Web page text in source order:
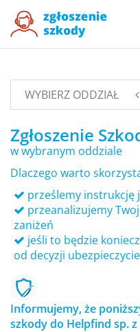
WYBIERZ ODDZIAŁ
Zgłoszenie
w wybranym oddziale
Dlaczego warto
prześlemy instrukcję
przeanalizujemy
zaniżeń
jeśli to będzie
od decyzji
Informujemy, że
szkody do Helpfind sp. z